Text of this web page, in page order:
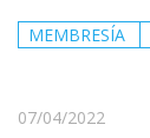
MEMBRESÍA
07/04/2022